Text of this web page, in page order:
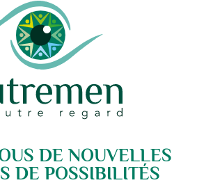
DE NOUVELLES
DE POSSIBILITÉS